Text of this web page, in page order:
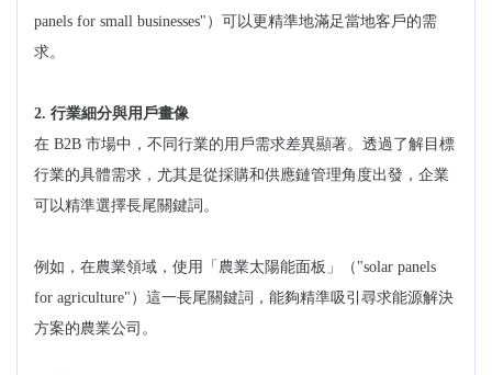
panels for small businesses"）可以更精準地滿足當地客戶的需
求。
2. 行業細分與用戶畫像
在 B2B 市場中，不同行業的用戶需求差異顯著。透過了解目標
行業的具體需求，尤其是從採購和供應鏈管理角度出發，企業
可以精準選擇長尾關鍵詞。
例如，在農業領域，使用「農業太陽能面板」（"solar panels
for agriculture"）這一長尾關鍵詞，能夠精準吸引尋求能源解決
方案的農業公司。